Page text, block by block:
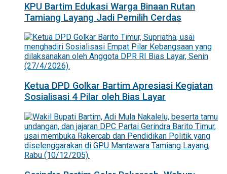
KPU Bartim Edukasi Warga Binaan Rutan
Tamiang Layang Jadi Pemilih Cerdas
Ketua DPD Golkar Bartim Apresiasi Kegiatan
Sosialisasi 4 Pilar oleh Bias Layar